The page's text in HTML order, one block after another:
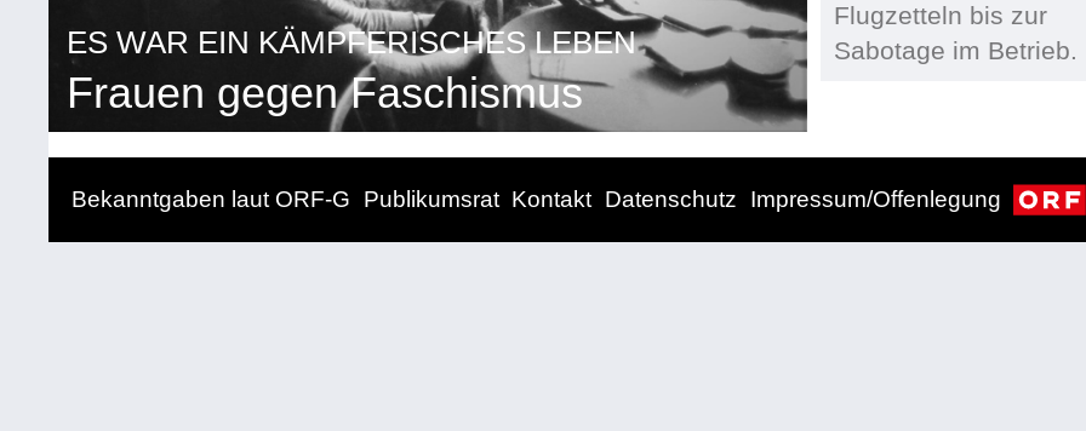
ES WAR EIN KÄMPFERISCHES LEBEN
Frauen gegen Faschismus
Flugzetteln bis zur
Sabotage im Betrieb.
Bekanntgaben laut ORF-G Publikumsrat Kontakt Datenschutz Impressum/Offenlegung